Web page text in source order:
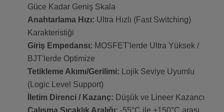
Güce Kadar Geniş Skala
Anahtarlama Hızı: Ultra Hızlı (Fast Switching)
Karakteristiği
Giriş Empedansı: MOSFET'lerde Ultra Yüksek /
BJT'lerde Optimize
Tetikleme Akımı/Gerilimi: Lojik Seviye Uyumlu
(Logic Level Support)
İletim Direnci / Kazanç: Düşük ve Lineer Kazancı
Çalışma Sıcaklık Aralığı: -55°C ile +150°C arası